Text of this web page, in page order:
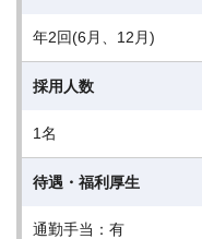
年2回(6月、12月)
採用人数
1名
待遇・福利厚生
通勤手当：有